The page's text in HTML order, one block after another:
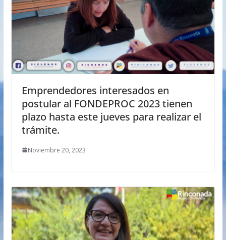
Emprendedores interesados en
postular al FONDEPROC 2023 tienen
plazo hasta este jueves para realizar el
trámite.
Noviembre 20, 2023